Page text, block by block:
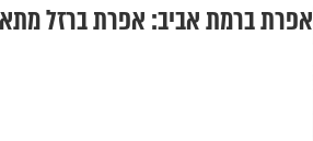
אפרת ברמת אביב: אפרת ברזל